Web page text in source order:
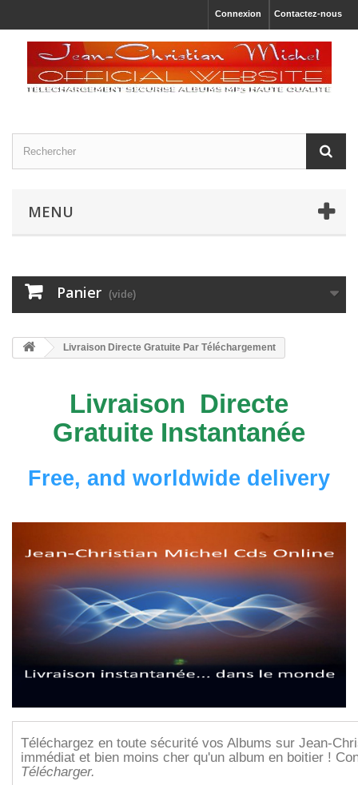
Contactez-nous
Connexion
MENU
Panier (vide)
Livraison Directe Gratuite Par Téléchargement
Livraison Directe
Gratuite Instantanée
Free, and worldwide delivery
Téléchargez en toute sécurité vos Albums sur Jean-
immédiat et bien moins cher qu'un album en boitier !
Télécharger.